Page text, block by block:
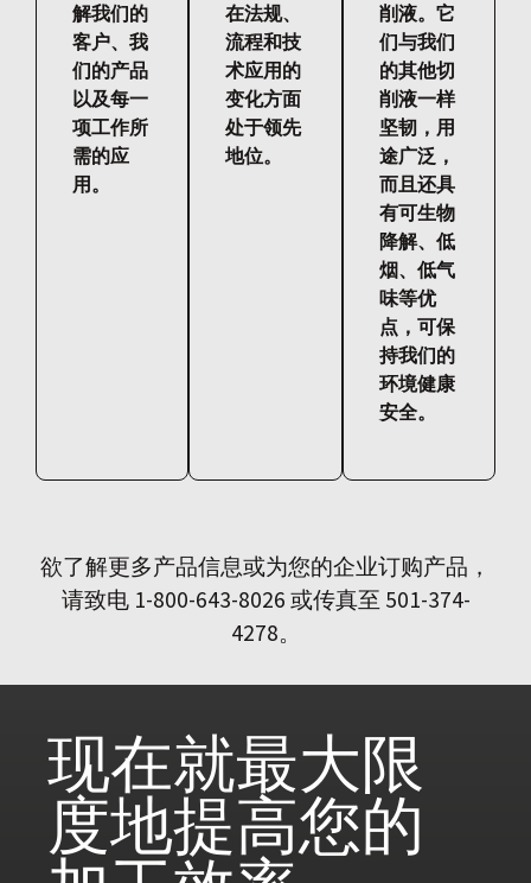
解我们的
客户、我
们的产品
以及每一
项工作所
需的应
用。
在法规、
流程和技
术应用的
变化方面
处于领先
地位。
削液。它
们与我们
的其他切
削液一样
坚韧，用
途广泛，
而且还具
有可生物
降解、低
烟、低气
味等优
点，可保
持我们的
环境健康
安全。
欲了解更多产品信息或为您的企业订购产品，
请致电 1-800-643-8026 或传真至 501-374-
4278。
现在就最大限
度地提高您的